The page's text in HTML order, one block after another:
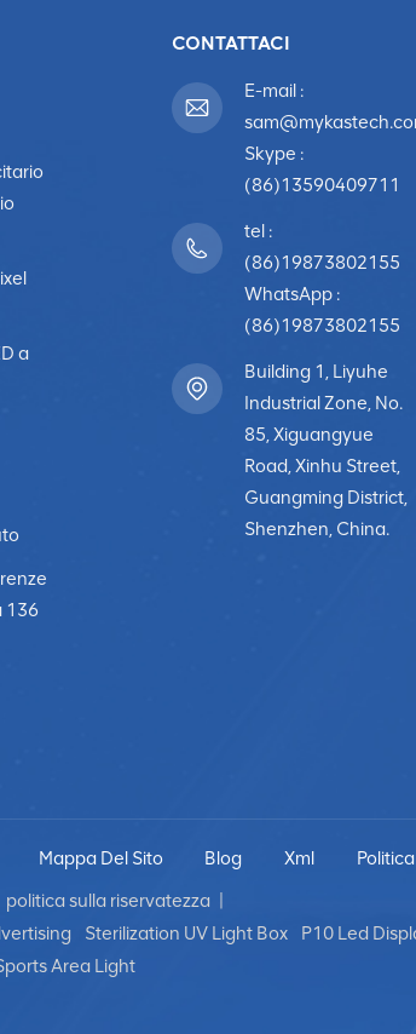
a
136
CONTATTACI
E-mail :
Skype :
(86)13590409711
tel :
(86)19873802155
WhatsApp :
(86)19873802155
Building 1, Liyuhe
Industrial Zone, No.
85, Xiguangyue
Road, Xinhu Street,
Guangming District,
Shenzhen, China.
Mappa Del Sito Blog Xml
politica sulla riservatezza
Sterilization UV Light Box P10 Led
Area Light